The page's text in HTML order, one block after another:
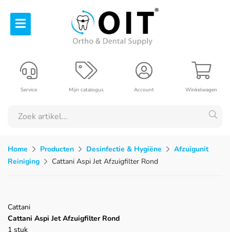
Winkelwagen
Account
Mijn catalogus
Service
Home Producten Desinfectie & Hygiëne
Afzuigunit
Reiniging
Cattani Aspi Jet Afzuigfilter Rond
Cattani
Cattani Aspi Jet Afzuigfilter Rond
1 stuk